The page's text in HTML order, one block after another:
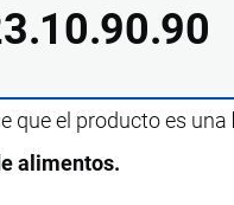
que el producto es una
alimentos.